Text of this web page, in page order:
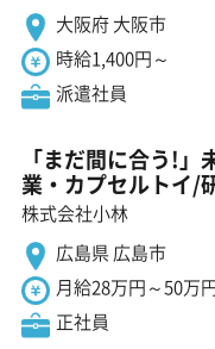
大阪府 大阪市
時給1,400円～
派遣社員
「まだ間に合う!
業・カプセルトイ/
株式会社小林
広島県 広島市
月給28万円～50万
正社員